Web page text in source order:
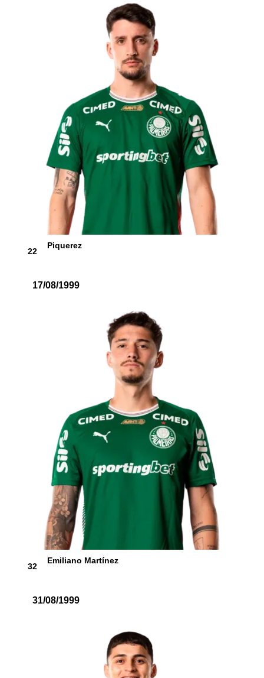
22
Piquerez
17/08/1999
32
Emiliano Martínez
31/08/1999